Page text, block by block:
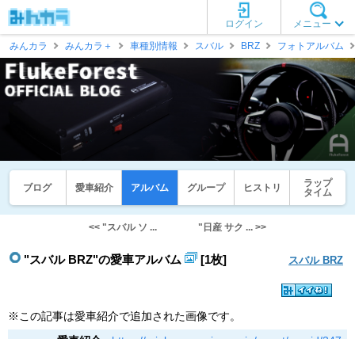
メニュー
ログイン
みんカラ
みんカラ＋ 車種別情報 スバル BRZ フォトアルバム
ブログ 愛車紹介 アルバム グループ ヒストリ
ラップ
タイム
<< "スバル ソ ... "日産 サク ... >>
"スバル BRZ"の愛車アルバム [1枚] スバル BRZ
※この記事は愛車紹介で追加された画像です。